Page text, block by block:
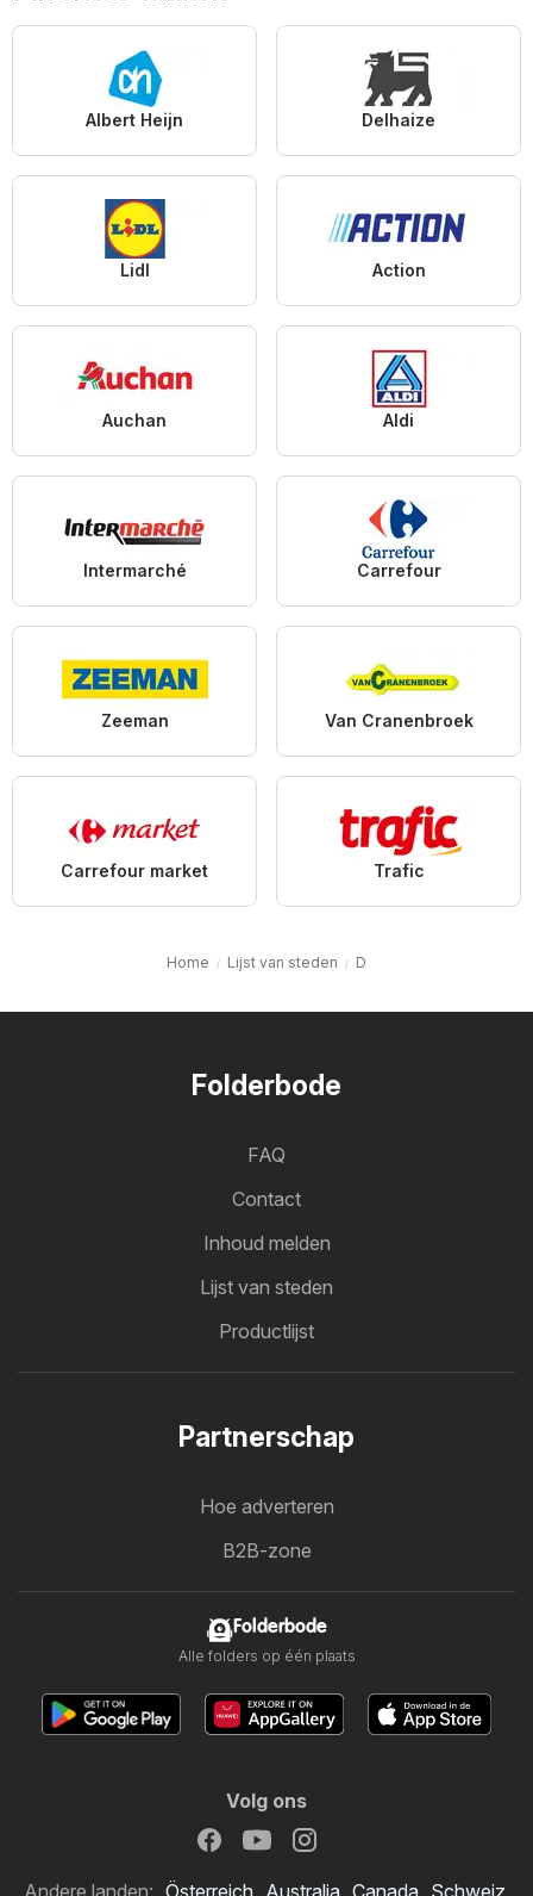
Albert Heijn Delhaize
Lidl Action
Auchan Aldi
Intermarché Carrefour
Zeeman Van Cranenbroek
Carrefour market Trafic
Home Lijst van steden D
Folderbode
FAQ
Contact
Inhoud melden
Lijst van steden
Productlijst
Partnerschap
Hoe adverteren
B2B-zone
Folderbode
Alle folders op één plaats
Volg ons